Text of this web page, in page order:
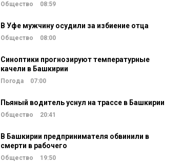
Общество 08:59
В Уфе мужчину осудили за избиение отца
Общество 08:00
Синоптики прогнозируют температурные
качели в Башкирии
Погода 07:00
Пьяный водитель уснул на трассе в Башкирии
Общество 20:41
В Башкирии предпринимателя обвинили в
смерти в рабочего
Общество 19:50